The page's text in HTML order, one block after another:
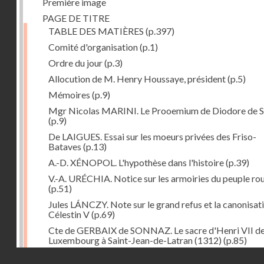
PAGE DE TITRE
TABLE DES MATIÈRES (p.397)
Comité d'organisation(p.1)
Ordre du jour(p.3)
Allocution de M. Henry Houssaye, président(p.5)
Mémoires (p.9)
Mgr Nicolas MARINI. Le Prooemium de Diodore de
(p.9)
De LAIGUES. Essai sur les moeurs privées des Friso-
Bataves (p.13)
A.-D. XÉNOPOL. L'hypothèse dans l'histoire(p.39)
V.-A. URÉCHIA. Notice sur les armoiries du peuple
(p.51)
Jules LÁNCZY. Note sur le grand refus et la
Célestin V(p.69)
Cte de GERBAIX de SONNAZ. Le sacre d'Henri VII
Luxembourg à Saint-Jean-de-Latran (1312) (p.85)